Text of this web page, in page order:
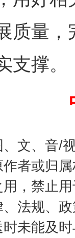
质量
支撑。
、文、音/
者或归
，禁止
法规、
未能及